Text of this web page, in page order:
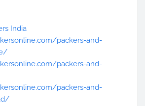
India
packers-and-
packers-and-
packers-and-